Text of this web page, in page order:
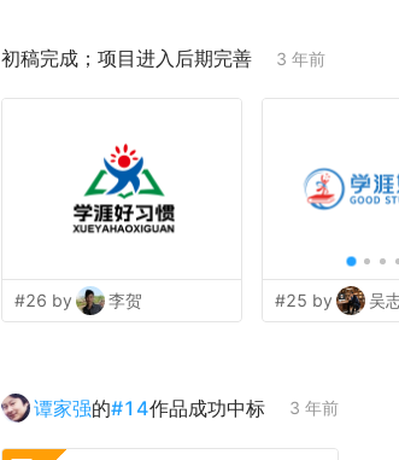
初稿完成；项目进入后期完善 3 年前
#26 by 李贺 #25 by 吴
谭家强的#14作品成功中标 3 年前